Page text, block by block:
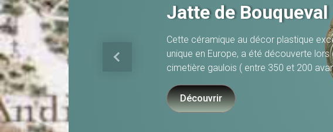
Jatte de Bouqueval
Cette céramique au décor plastique
unique en Europe, a été découverte lors
cimetière gaulois ( entre 350 et 200
Découvrir
Previous